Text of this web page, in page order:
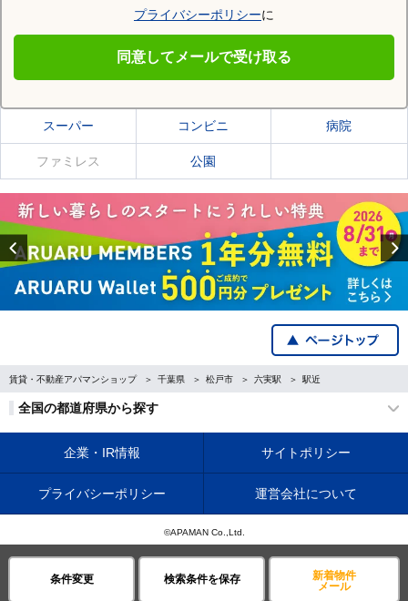
条件変更 検索条件を保存
新着物件
メール
プライバシーポリシーに
同意してメールで受け取る
六実駅の施設一覧
スーパー コンビニ 病院
ファミレス 公園
Previous
賃貸・不動産アパマンショップ 千葉県 松戸市 六実駅 駅近
全国の都道府県から探す
企業・IR情報 サイトポリシー
プライバシーポリシー 運営会社について
©APAMAN Co.,Ltd.